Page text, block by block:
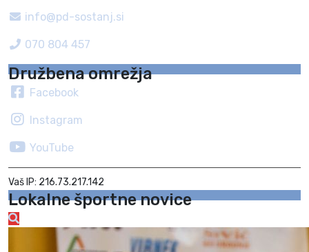
info@pd-sostanj.si
070 804 457
Družbena omrežja
Facebook
Instagram
YouTube
Vaš IP: 216.73.217.142
Lokalne športne novice